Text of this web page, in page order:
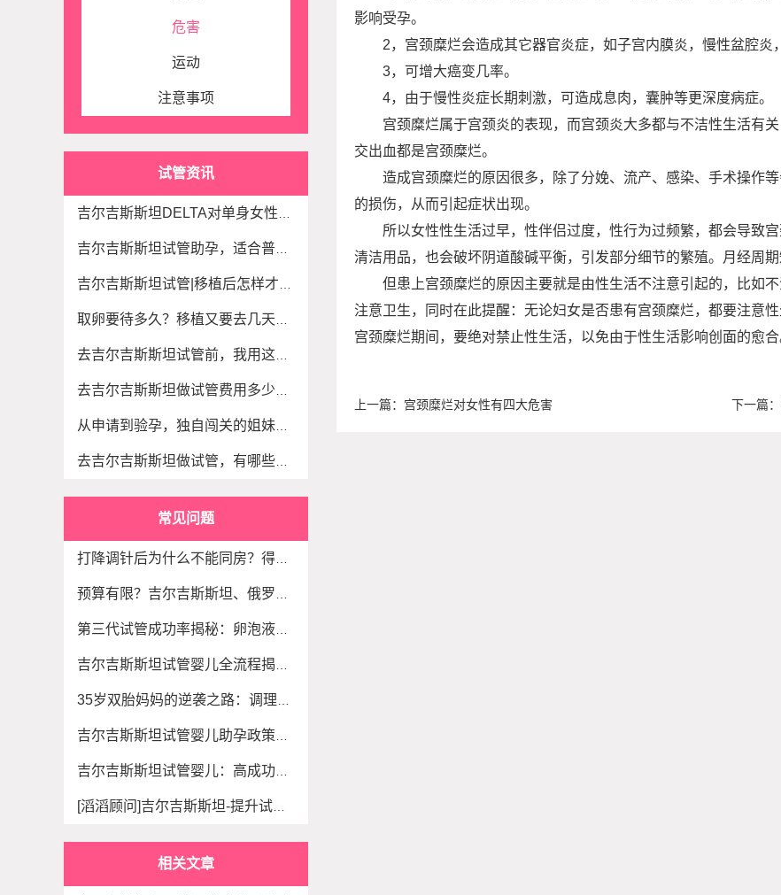
危害
运动
注意事项
试管资讯
常见问题
相关文章
影响受孕。
2，宫颈糜烂会造成其它器官炎症，如子宫内膜炎，慢性盆腔炎
3，可增大癌变几率。
4，由于慢性炎症长期刺激，可造成息肉，囊肿等更深度病症。
宫颈糜烂属于宫颈炎的表现，而宫颈炎大多都与不洁性生活有
交出血都是宫颈糜烂。
造成宫颈糜烂的原因很多，除了分娩、流产、感染、手术操作
的损伤，从而引起症状出现。
所以女性性生活过早，性伴侣过度，性行为过频繁，都会导致
清洁用品，也会破坏阴道酸碱平衡，引发部分细节的繁殖。月经周
但患上宫颈糜烂的原因主要就是由性生活不注意引起的，比如
注意卫生，同时在此提醒：无论妇女是否患有宫颈糜烂，都要注意
宫颈糜烂期间，要绝对禁止性生活，以免由于性生活影响创面的愈合
上一篇： 宫颈糜烂对女性有四大危害 下一篇：